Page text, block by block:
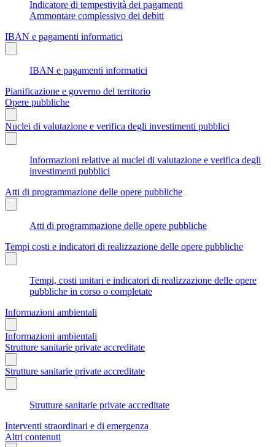
Indicatore di tempestività dei pagamenti
Ammontare complessivo dei debiti
IBAN e pagamenti informatici
IBAN e pagamenti informatici
Pianificazione e governo del territorio
Opere pubbliche
Nuclei di valutazione e verifica degli investimenti pubblici
Informazioni relative ai nuclei di valutazione e verifica degli
investimenti pubblici
Atti di programmazione delle opere pubbliche
Atti di programmazione delle opere pubbliche
Tempi costi e indicatori di realizzazione delle opere pubbliche
Tempi, costi unitari e indicatori di realizzazione delle opere
pubbliche in corso o completate
Informazioni ambientali
Informazioni ambientali
Strutture sanitarie private accreditate
Strutture sanitarie private accreditate
Strutture sanitarie private accreditate
Interventi straordinari e di emergenza
Altri contenuti